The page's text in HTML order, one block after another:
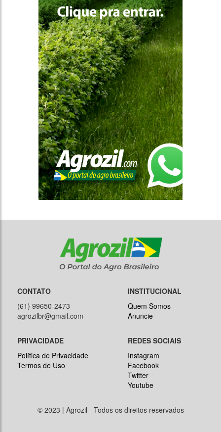
CONTATO
(61) 99650-2473
agrozilbr@gmail.com
INSTITUCIONAL
Quem Somos
Anuncie
PRIVACIDADE
Política de Privacidade
Termos de Uso
REDES SOCIAIS
Instagram
Facebook
Twitter
Youtube
© 2023 | Agrozil - Todos os direitos reservados